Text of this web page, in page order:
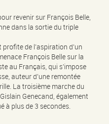
revenir sur François Belle,
dans la sortie du triple
de l’aspiration d’un
François Belle sur la
au Français, qui s’impose
auteur d’une remontée
La troisième marche du
Genecand, également
à plus de 3 secondes.